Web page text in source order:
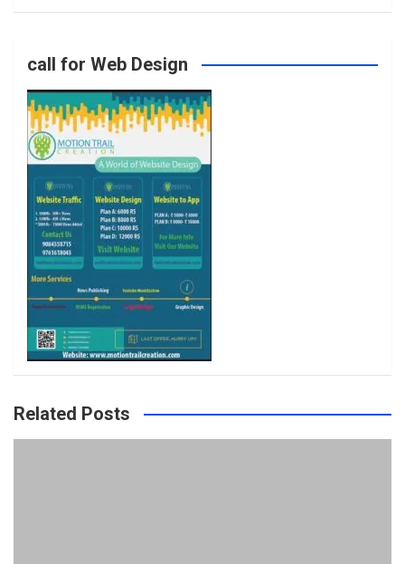
o
k
r
a
m
call for Web Design
Related Posts